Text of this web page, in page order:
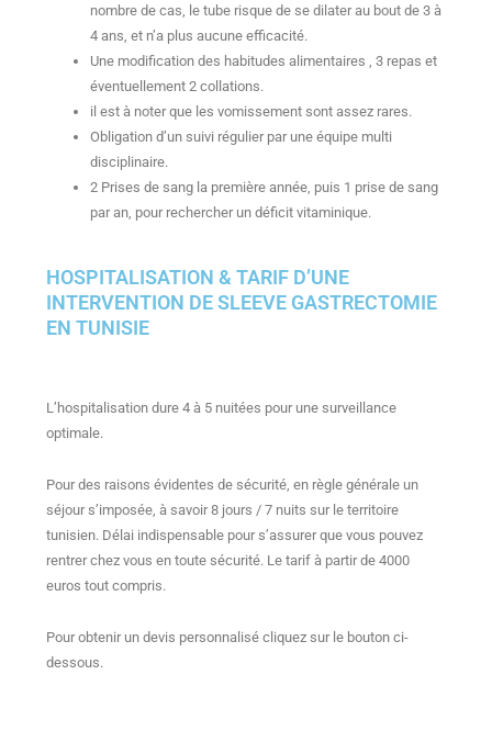
nombre de cas, le tube risque de se dilater au bout de 3 à
4 ans, et n’a plus aucune efficacité.
Une modification des habitudes alimentaires , 3 repas et
éventuellement 2 collations.
il est à noter que les vomissement sont assez rares.
Obligation d’un suivi régulier par une équipe multi
disciplinaire.
2 Prises de sang la première année, puis 1 prise de sang
par an, pour rechercher un déficit vitaminique.
HOSPITALISATION & TARIF D’UNE
INTERVENTION DE SLEEVE GASTRECTOMIE
EN TUNISIE
L’hospitalisation dure 4 à 5 nuitées pour une surveillance
optimale.
Pour des raisons évidentes de sécurité, en règle générale un
séjour s’imposée, à savoir 8 jours / 7 nuits sur le territoire
tunisien. Délai indispensable pour s’assurer que vous pouvez
rentrer chez vous en toute sécurité. Le tarif à partir de 4000
euros tout compris.
Pour obtenir un devis personnalisé cliquez sur le bouton ci-
dessous.